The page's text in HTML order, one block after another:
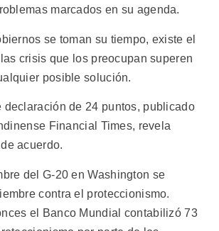
marcados en su agenda.
se toman su tiempo, existe el
crisis que los preocupan superen
posible solución.
declaración de 24 puntos, publicado
Financial Times, revela
acuerdo.
del G-20 en Washington se
contra el proteccionismo.
el Banco Mundial contabilizó 73